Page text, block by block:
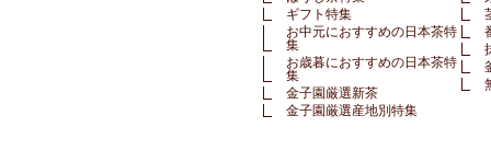
ギフト特集
お中元におすすめの日本茶特
集
お歳暮におすすめの日本茶特
集
金子園厳選新茶
金子園厳選産地別特集